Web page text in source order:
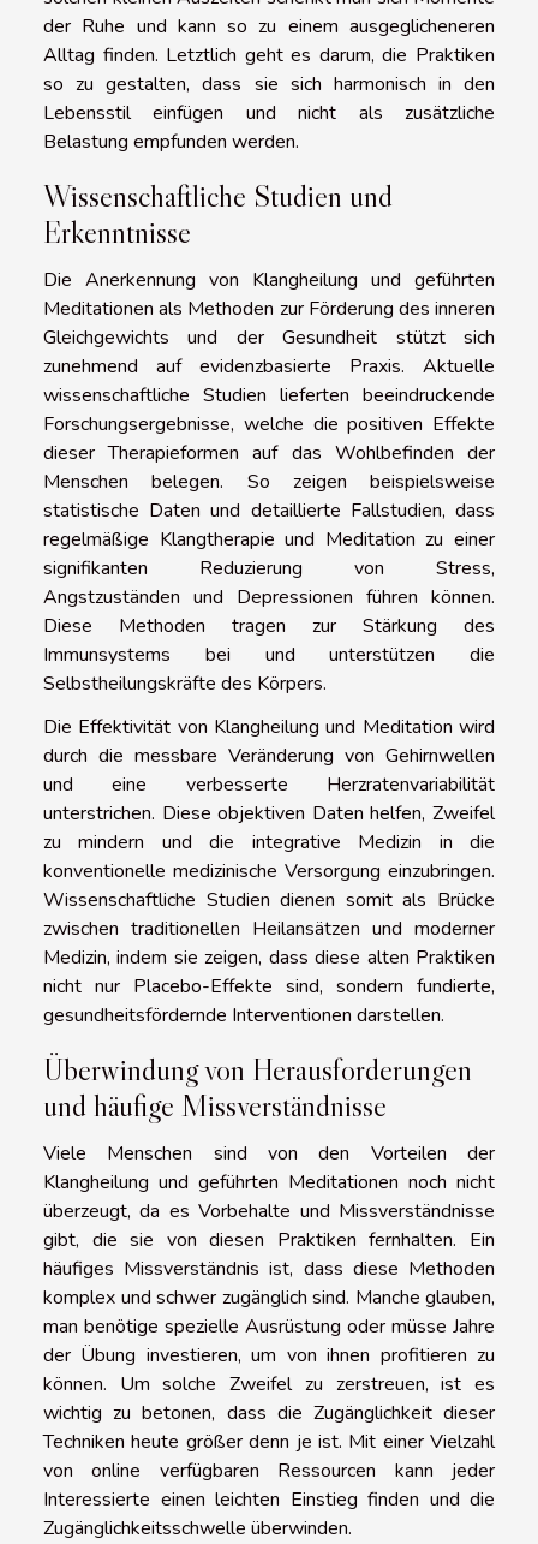
der Ruhe und kann so zu einem ausgeglicheneren
Alltag finden. Letztlich geht es darum, die Praktiken
so zu gestalten, dass sie sich harmonisch in den
Lebensstil einfügen und nicht als zusätzliche
Belastung empfunden werden.
Wissenschaftliche Studien und
Erkenntnisse
Die Anerkennung von Klangheilung und geführten
Meditationen als Methoden zur Förderung des inneren
Gleichgewichts und der Gesundheit stützt sich
zunehmend auf evidenzbasierte Praxis. Aktuelle
wissenschaftliche Studien lieferten beeindruckende
Forschungsergebnisse, welche die positiven Effekte
dieser Therapieformen auf das Wohlbefinden der
Menschen belegen. So zeigen beispielsweise
statistische Daten und detaillierte Fallstudien, dass
regelmäßige Klangtherapie und Meditation zu einer
signifikanten Reduzierung von Stress,
Angstzuständen und Depressionen führen können.
Diese Methoden tragen zur Stärkung des
Immunsystems bei und unterstützen die
Selbstheilungskräfte des Körpers.
Die Effektivität von Klangheilung und Meditation wird
durch die messbare Veränderung von Gehirnwellen
und eine verbesserte Herzratenvariabilität
unterstrichen. Diese objektiven Daten helfen, Zweifel
zu mindern und die integrative Medizin in die
konventionelle medizinische Versorgung einzubringen.
Wissenschaftliche Studien dienen somit als Brücke
zwischen traditionellen Heilansätzen und moderner
Medizin, indem sie zeigen, dass diese alten Praktiken
nicht nur Placebo-Effekte sind, sondern fundierte,
gesundheitsfördernde Interventionen darstellen.
Überwindung von Herausforderungen
und häufige Missverständnisse
Viele Menschen sind von den Vorteilen der
Klangheilung und geführten Meditationen noch nicht
überzeugt, da es Vorbehalte und Missverständnisse
gibt, die sie von diesen Praktiken fernhalten. Ein
häufiges Missverständnis ist, dass diese Methoden
komplex und schwer zugänglich sind. Manche glauben,
man benötige spezielle Ausrüstung oder müsse Jahre
der Übung investieren, um von ihnen profitieren zu
können. Um solche Zweifel zu zerstreuen, ist es
wichtig zu betonen, dass die Zugänglichkeit dieser
Techniken heute größer denn je ist. Mit einer Vielzahl
von online verfügbaren Ressourcen kann jeder
Interessierte einen leichten Einstieg finden und die
Zugänglichkeitsschwelle überwinden.